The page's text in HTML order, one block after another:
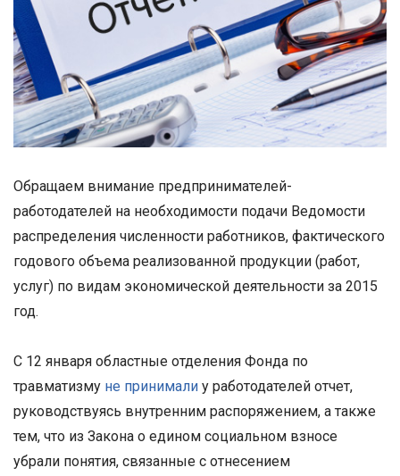
Обращаем внимание предпринимателей-
работодателей на необходимости подачи Ведомости
распределения численности работников, фактического
годового объема реализованной продукции (работ,
услуг) по видам экономической деятельности за 2015
год.
С 12 января областные отделения Фонда по
травматизму не принимали у работодателей отчет,
руководствуясь внутренним распоряжением, а также
тем, что из Закона о едином социальном взносе
убрали понятия, связанные с отнесением